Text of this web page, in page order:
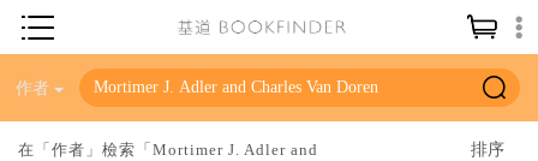
神學／教義
作者
在「作者」檢索「Mortimer J. Adler and